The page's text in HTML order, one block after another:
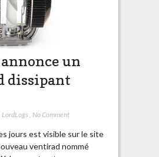
un
dissipant
LordLogs No Comment
jours est visible sur le site
ventirad nommé